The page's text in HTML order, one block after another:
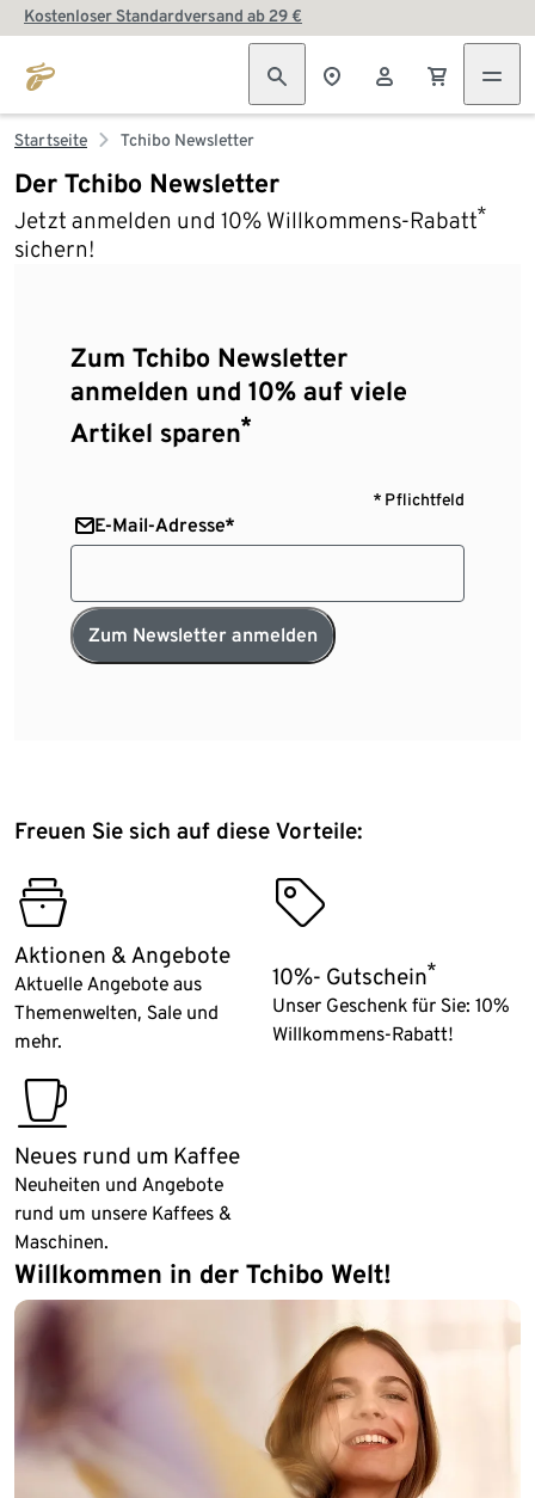
Kostenloser Standardversand ab 29 €
Startseite Tchibo Newsletter
Der Tchibo Newsletter
Jetzt anmelden und 10% Willkommens-Rabatt*
sichern!
Zum Tchibo Newsletter
anmelden und 10% auf viele
Artikel sparen*
* Pflichtfeld
E-Mail-Adresse*
Zum Newsletter anmelden
Freuen Sie sich auf diese Vorteile:
themeworlds
Aktionen & Angebote
Aktuelle Angebote aus
Themenwelten, Sale und
mehr.
discountshop_02
10%- Gutschein*
Unser Geschenk für Sie: 10%
Willkommens-Rabatt!
coffeeworld
Neues rund um Kaffee
Neuheiten und Angebote
rund um unsere Kaffees &
Maschinen.
Willkommen in der Tchibo Welt!